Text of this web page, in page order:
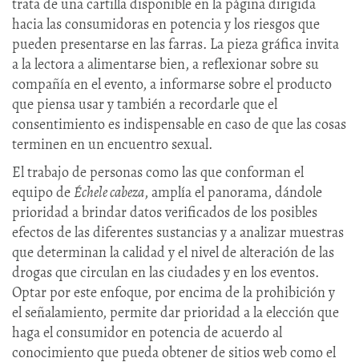
trata de una cartilla disponible en la página dirigida
hacia las consumidoras en potencia y los riesgos que
pueden presentarse en las farras. La pieza gráfica invita
a la lectora a alimentarse bien, a reflexionar sobre su
compañía en el evento, a informarse sobre el producto
que piensa usar y también a recordarle que el
consentimiento es indispensable en caso de que las cosas
terminen en un encuentro sexual.
El trabajo de personas como las que conforman el
equipo deÉchele cabeza, amplía el panorama, dándole
prioridad a brindar datos verificados de los posibles
efectos de las diferentes sustancias y a analizar muestras
que determinan la calidad y el nivel de alteración de las
drogas que circulan en las ciudades y en los eventos.
Optar por este enfoque, por encima de la prohibición y
el señalamiento, permite dar prioridad a la elección que
haga el consumidor en potencia de acuerdo al
conocimiento que pueda obtener de sitios web como el